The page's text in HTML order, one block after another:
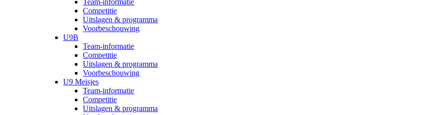
Team-informatie
Competitie
Uitslagen & programma
Voorbeschouwing
U9B
Team-informatie
Competitie
Uitslagen & programma
Voorbeschouwing
U9 Meisjes
Team-informatie
Competitie
Uitslagen & programma